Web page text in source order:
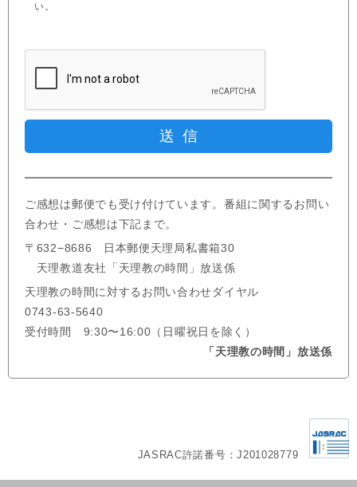
い。
ご感想は郵便でも受け付けています。番組に関するお問い
合わせ・ご感想は下記まで。
〒632−8686 日本郵便天理局私書箱30
天理教道友社「天理教の時間」放送係
天理教の時間に対するお問い合わせダイヤル
0743-63-5640
受付時間 9:30〜16:00（日曜祝日を除く）
「天理教の時間」放送係
JASRAC許諾番号：J201028779